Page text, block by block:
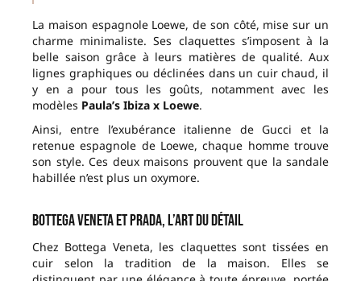
La maison espagnole Loewe, de son côté, mise sur un
charme minimaliste. Ses claquettes s’imposent à la
belle saison grâce à leurs matières de qualité. Aux
lignes graphiques ou déclinées dans un cuir chaud, il
y en a pour tous les goûts, notamment avec les
modèles Paula’s Ibiza x Loewe.
Ainsi, entre l’exubérance italienne de Gucci et la
retenue espagnole de Loewe, chaque homme trouve
son style. Ces deux maisons prouvent que la sandale
habillée n’est plus un oxymore.
Bottega Veneta et Prada, l’art du détail
Chez Bottega Veneta, les claquettes sont tissées en
cuir selon la tradition de la maison. Elles se